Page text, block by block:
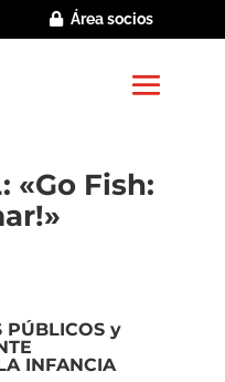
Área socios
«Go Fish:
PÚBLICOS y
INFANCIA